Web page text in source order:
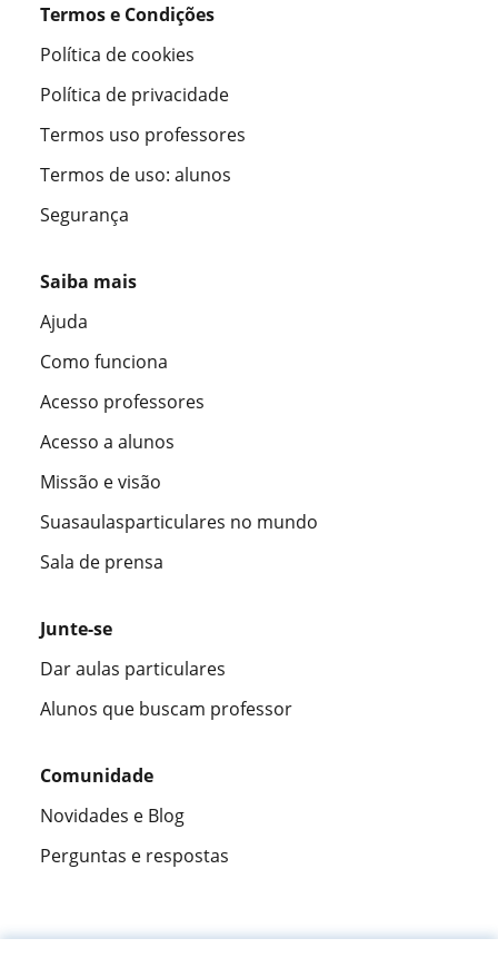
Termos e Condições
Política de cookies
Política de privacidade
Termos uso professores
Termos de uso: alunos
Segurança
Saiba mais
Ajuda
Como funciona
Acesso professores
Acesso a alunos
Missão e visão
Suasaulasparticulares no mundo
Sala de prensa
Junte-se
Dar aulas particulares
Alunos que buscam professor
Comunidade
Novidades e Blog
Perguntas e respostas